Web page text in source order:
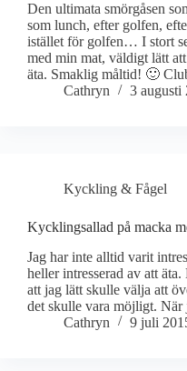
Den ultimata smörgåsen
som lunch, efter golfen,
istället för golfen… I stort
med min mat, väldigt lätt
äta. Smaklig måltid! 🙂
Cathryn
3 augusti
Kyckling & Fågel
Kycklingsallad på macka
Jag har inte alltid varit
heller intresserad av att
att jag lätt skulle välja att
det skulle vara möjligt.
Cathryn
9 juli